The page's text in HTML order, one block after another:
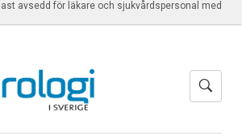
avsedd för läkare och sjukvårdspersonal med